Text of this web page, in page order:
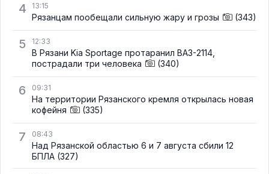
4 13:15
Рязанцам пообещали сильную жару и грозы (343)
5 12:33
В Рязани Kia Sportage протаранил ВАЗ-2114,
пострадали три человека
(340)
6 09:31
На территории Рязанского кремля открылась новая
кофейня
(335)
7 08:43
Над Рязанской областью 6 и 7 августа сбили 12
БПЛА (327)